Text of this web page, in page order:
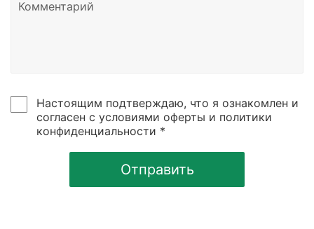
Настоящим подтверждаю, что я ознакомлен и
согласен с условиями оферты и политики
конфиденциальности *
Отправить